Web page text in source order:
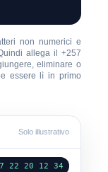
non numerici e
allega il +257
eliminare o
essere lì in primo
Solo illustrativo
22 20 12 34